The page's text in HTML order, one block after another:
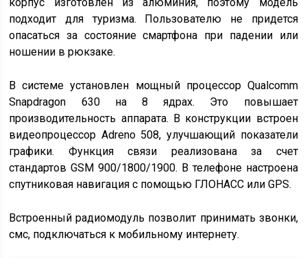
корпус изготовлен из алюминия, поэтому модель
подходит для туризма. Пользователю не придется
опасаться за состояние смартфона при падении или
ношении в рюкзаке.
В системе установлен мощный процессор Qualcomm
Snapdragon 630 на 8 ядрах. Это повышает
производительность аппарата. В конструкции встроен
видеопроцессор Adreno 508, улучшающий показатели
графики. Функция связи реализована за счет
стандартов GSM 900/1800/1900. В телефоне настроена
спутниковая навигация с помощью ГЛОНАСС или GPS.
Встроенный радиомодуль позволит принимать звонки,
смс, подключаться к мобильному интернету.